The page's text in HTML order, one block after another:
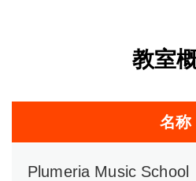
教室
名称
Plumeria Music